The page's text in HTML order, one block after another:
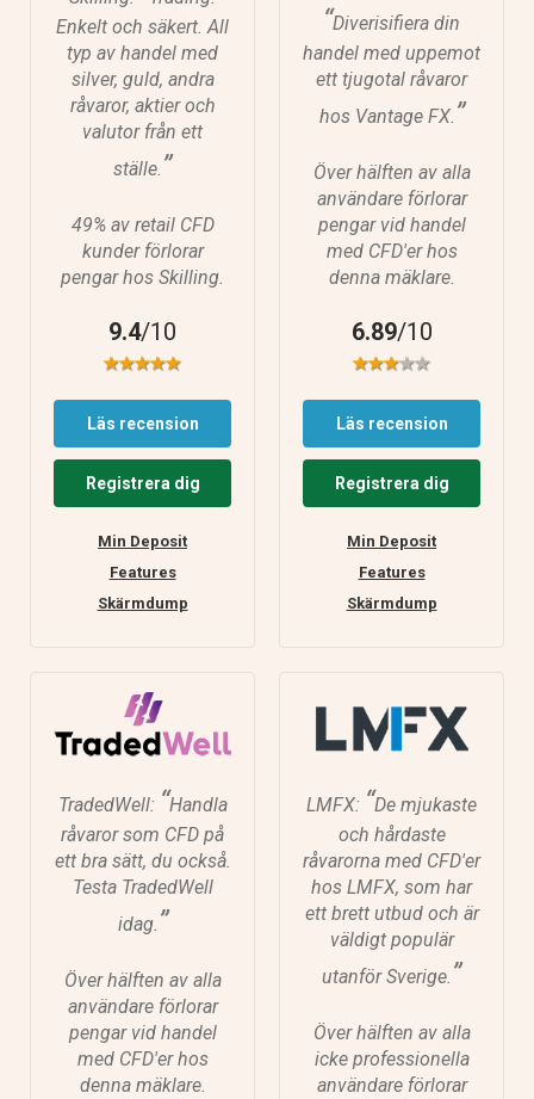
Enkelt och säkert. All
typ av handel med
silver, guld, andra
råvaror, aktier och
valutor från ett
ställe. ”
49% av retail CFD
kunder förlorar
pengar hos Skilling.
9.4/10
Läs recension
Registrera dig
Min Deposit
Features
Skärmdump
“Diverisifiera din
handel med uppemot
ett tjugotal råvaror
hos Vantage FX. ”
Över hälften av alla
användare förlorar
pengar vid handel
med CFD'er hos
denna mäklare.
6.89/10
Läs recension
Registrera dig
Min Deposit
Features
Skärmdump
TradedWell: “Handla
råvaror som CFD på
ett bra sätt, du också.
Testa TradedWell
idag. ”
Över hälften av alla
användare förlorar
pengar vid handel
med CFD'er hos
denna mäklare.
LMFX: “De mjukaste
och hårdaste
råvarorna med CFD'er
hos LMFX, som har
ett brett utbud och är
väldigt populär
utanför Sverige. ”
Över hälften av alla
icke professionella
användare förlorar